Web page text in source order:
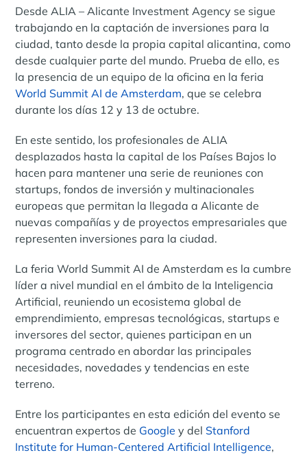
Desde ALIA – Alicante Investment Agency se sigue
trabajando en la captación de inversiones para la
ciudad, tanto desde la propia capital alicantina, como
desde cualquier parte del mundo. Prueba de ello, es
la presencia de un equipo de la oficina en la feria
World Summit AI de Amsterdam, que se celebra
durante los días 12 y 13 de octubre.
En este sentido, los profesionales de ALIA
desplazados hasta la capital de los Países Bajos lo
hacen para mantener una serie de reuniones con
startups, fondos de inversión y multinacionales
europeas que permitan la llegada a Alicante de
nuevas compañías y de proyectos empresariales que
representen inversiones para la ciudad.
La feria World Summit AI de Amsterdam es la cumbre
líder a nivel mundial en el ámbito de la Inteligencia
Artificial, reuniendo un ecosistema global de
emprendimiento, empresas tecnológicas, startups e
inversores del sector, quienes participan en un
programa centrado en abordar las principales
necesidades, novedades y tendencias en este
terreno.
Entre los participantes en esta edición del evento se
encuentran expertos de Google y del Stanford
Institute for Human-Centered Artificial Intelligence,